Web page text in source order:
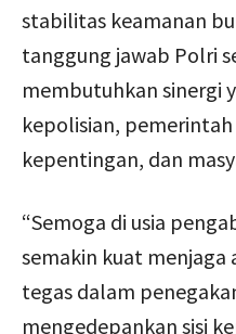
stabilitas keamanan
tanggung jawab Polri
membutuhkan sinergi
kepolisian,
kepentingan, dan
“Semoga di usia
semakin kuat menjaga
tegas dalam
mengedepankan sisi